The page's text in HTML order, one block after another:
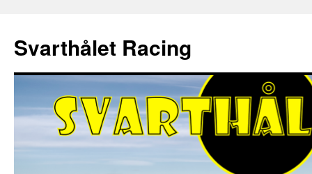
innehåll
Svarthålet Racing